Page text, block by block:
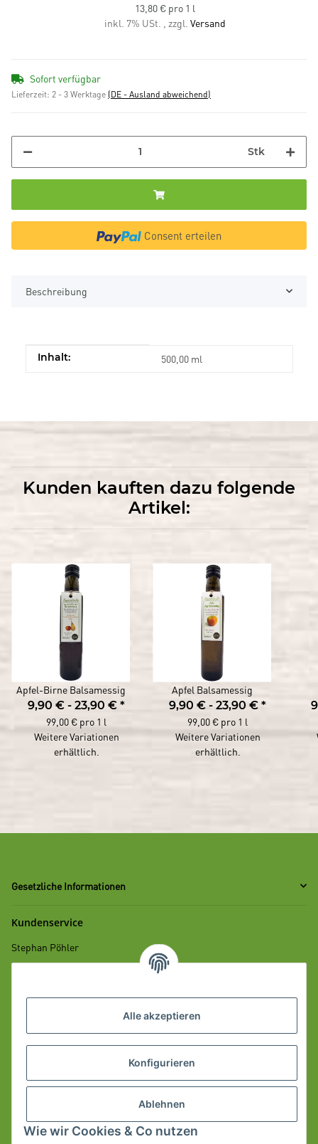
13,80 € pro 1 l
inkl. 7% USt. , zzgl. Versand
Sofort verfügbar
Lieferzeit: 2 - 3 Werktage (DE - Ausland abweichend)
Stk
Consent erteilen
Beschreibung
Produkteigenschaft
Wert
Inhalt: 500,00 ml
Kunden kauften dazu folgende
Artikel:
Apfel-Birne Balsamessig
9,90 € - 23,90 € *
99,00 € pro 1 l
Weitere Variationen
erhältlich.
Apfel Balsamessig
9,90 € - 23,90 € *
99,00 € pro 1 l
Weitere Variationen
erhältlich.
Alle akzeptieren
Konfigurieren
Ablehnen
Wie wir Cookies & Co nutzen
Gesetzliche Informationen
Kundenservice
Stephan Pöhler
E-Mail: info@albgenuss.de